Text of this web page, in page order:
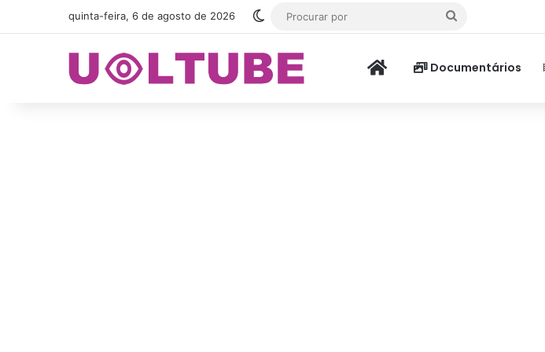
quinta-feira, 6 de agosto de 2026 Switch skin
Home Documentários